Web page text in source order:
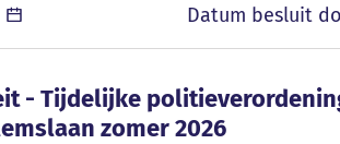
Datum besluit
- Tijdelijke
- Tijdelijke
zomer 2026